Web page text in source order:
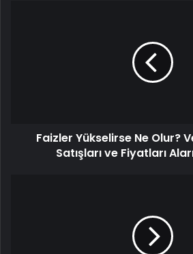
Faizler Yükselirse Ne Olur?
Satışları ve Fiyatları